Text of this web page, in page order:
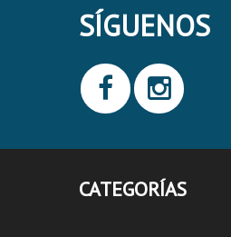
SÍGUENOS
CATEGORÍAS